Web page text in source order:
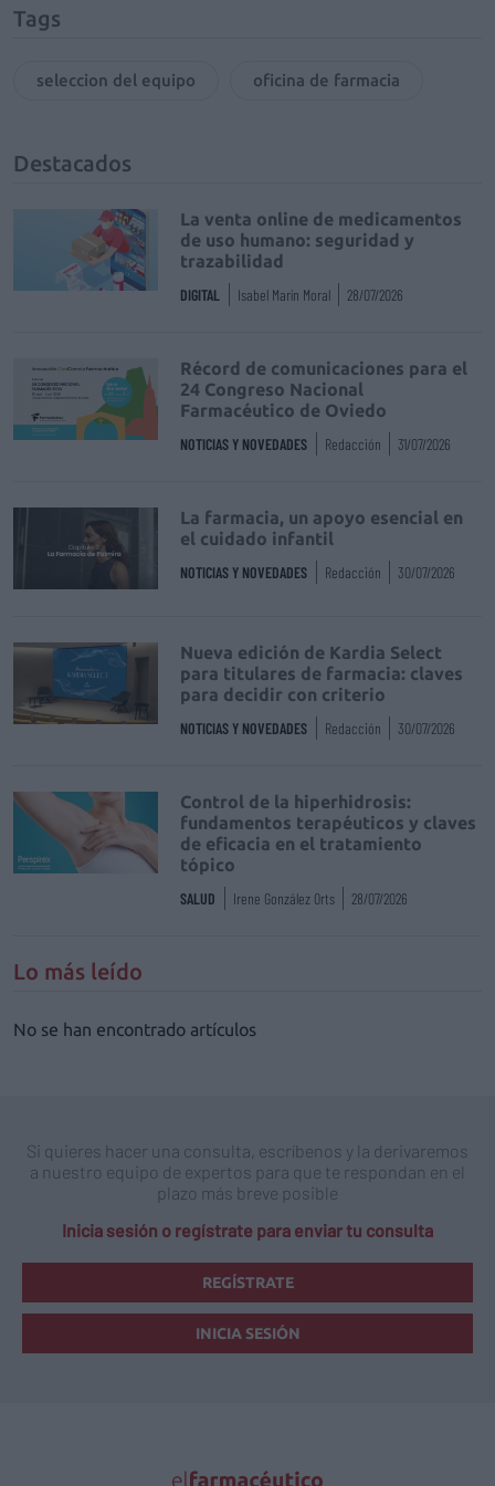
Tags
seleccion del equipo oficina de farmacia
Destacados
La venta online de medicamentos
de uso humano: seguridad y
trazabilidad
DIGITAL Isabel Marín Moral 28/07/2026
Récord de comunicaciones para el
24 Congreso Nacional
Farmacéutico de Oviedo
NOTICIAS Y NOVEDADES Redacción 31/07/2026
La farmacia, un apoyo esencial en
el cuidado infantil
NOTICIAS Y NOVEDADES Redacción 30/07/2026
Nueva edición de Kardia Select
para titulares de farmacia: claves
para decidir con criterio
NOTICIAS Y NOVEDADES Redacción 30/07/2026
Control de la hiperhidrosis:
fundamentos terapéuticos y claves
de eficacia en el tratamiento
tópico
SALUD Irene González Orts 28/07/2026
Lo más leído
No se han encontrado artículos
Si quieres hacer una consulta, escríbenos y la derivaremos
a nuestro equipo de expertos para que te respondan en el
plazo más breve posible
Inicia sesión o regístrate para enviar tu consulta
REGÍSTRATE
INICIA SESIÓN